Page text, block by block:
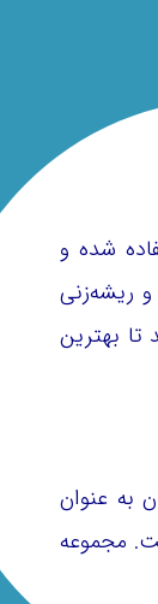
شده و
ریشه‌زنی
تا بهترین
به عنوان
برای مشتریان عزیز شامل 20% تخفیف است. مجموعه